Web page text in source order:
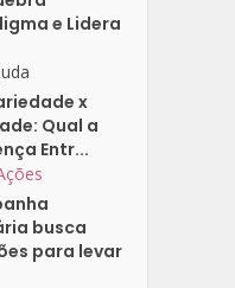
e Lidera
x
Qual a
Entr...
busca
para levar